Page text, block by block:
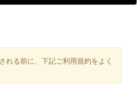
れる前に、下記ご利用規約をよく